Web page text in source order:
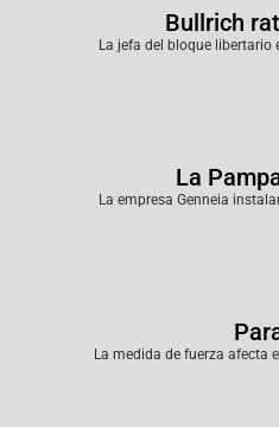
Bullrich
La jefa del bloque libertario
La
La empresa Genneia
La medida de fuerza afecta